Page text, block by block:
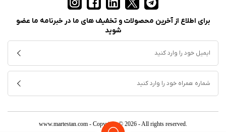
برای اطلاع از آخرین محصولات و تخفیف های ما در خبرنامه ما عضو
شوید
www.martestan.com - Copyright © 2026 - All rights reserved.